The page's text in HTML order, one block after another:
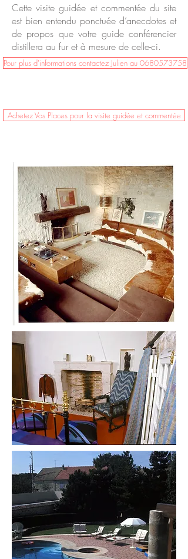
Cette visite guidée et commentée du site
est bien entendu ponctuée d’anecdotes et
de propos que votre guide conférencier
distillera au fur et à mesure de celle-ci.
Pour plus d'informations contactez Julien au 0680573758
Achetez Vos Places pour la visite guidée et commentée